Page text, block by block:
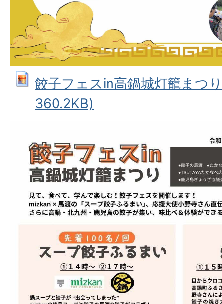
餃子フェスin高鍋城灯籠まつ
360.2KB)